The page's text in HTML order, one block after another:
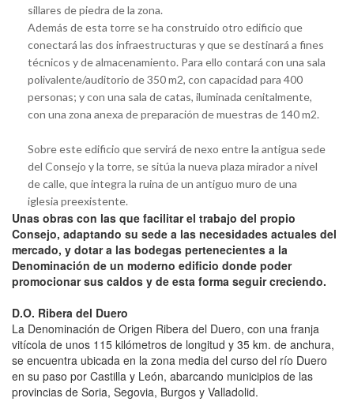
sillares de piedra de la zona.
Además de esta torre se ha construido otro edificio que
conectará las dos infraestructuras y que se destinará a fines
técnicos y de almacenamiento. Para ello contará con una sala
polivalente/auditorio de 350 m2, con capacidad para 400
personas; y con una sala de catas, iluminada cenitalmente,
con una zona anexa de preparación de muestras de 140 m2.
Sobre este edificio que servirá de nexo entre la antigua sede
del Consejo y la torre, se sitúa la nueva plaza mirador a nivel
de calle, que integra la ruina de un antiguo muro de una
iglesia preexistente.
Unas obras con las que facilitar el trabajo del propio
Consejo, adaptando su sede a las necesidades actuales del
mercado, y dotar a las bodegas pertenecientes a la
Denominación de un moderno edificio donde poder
promocionar sus caldos y de esta forma seguir creciendo.
D.O. Ribera del Duero
La Denominación de Origen Ribera del Duero, con una franja
vitícola de unos 115 kilómetros de longitud y 35 km. de anchura,
se encuentra ubicada en la zona media del curso del río Duero
en su paso por Castilla y León, abarcando municipios de las
provincias de Soria, Segovia, Burgos y Valladolid.